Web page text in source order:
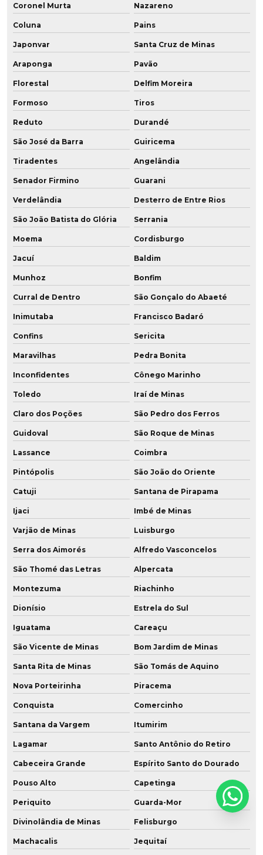
Coronel Murta Nazareno
Coluna Pains
Japonvar Santa Cruz de Minas
Araponga Pavão
Florestal Delfim Moreira
Formoso Tiros
Reduto Durandé
São José da Barra Guiricema
Tiradentes Angelândia
Senador Firmino Guarani
Verdelândia Desterro de Entre Rios
São João Batista do Glória Serrania
Moema Cordisburgo
Jacuí Baldim
Munhoz Bonfim
Curral de Dentro São Gonçalo do Abaeté
Inimutaba Francisco Badaró
Confins Sericita
Maravilhas Pedra Bonita
Inconfidentes Cônego Marinho
Toledo Iraí de Minas
Claro dos Poções São Pedro dos Ferros
Guidoval São Roque de Minas
Lassance Coimbra
Pintópolis São João do Oriente
Catuji Santana de Pirapama
Ijaci Imbé de Minas
Varjão de Minas Luisburgo
Serra dos Aimorés Alfredo Vasconcelos
São Thomé das Letras Alpercata
Montezuma Riachinho
Dionísio Estrela do Sul
Iguatama Careaçu
São Vicente de Minas Bom Jardim de Minas
Santa Rita de Minas São Tomás de Aquino
Nova Porteirinha Piracema
Conquista Comercinho
Santana da Vargem Itumirim
Lagamar Santo Antônio do Retiro
Cabeceira Grande Espírito Santo do Dourado
Pouso Alto Capetinga
Periquito Guarda-Mor
Divinolândia de Minas Felisburgo
Machacalis Jequitaí